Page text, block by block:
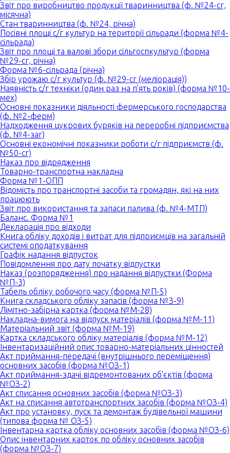
Звіт про виробництво продукції тваринництва (ф. №24-сг,
місячна)
Стан тваринництва (ф. №24, річна)
Посівні площі с/г культур на території сільради (форма №4-
сільрада)
Звіт про площі та валові збори сільгоспкультур (форма
№29-сг, річна)
Форма №6-сільрада (річна)
Збір урожаю с/г культур (ф. №29-сг (меліорація))
Наявність с/г техніки (один раз на п’ять років) (форма №10-
мех)
Основні показники діяльності фермерського господарства
(ф. №2-ферм)
Надходження цукрових буряків на переробні підприємства
(ф. №4-заг)
Основні економічні показники роботи с/г підприємств (ф.
№50-сг)
Наказ про відрядження
Товарно-транспортна накладна
Форма №1-ОПП
Відомість про транспортні засоби та громадян, які на них
працюють
Звіт про використання та запаси палива (ф. №4-МТП)
Баланс. Форма №1
Декларація про відходи
Книга обліку доходів і витрат для підприємців на загальній
системі оподаткування
Графік надання відпусток
Повідомлення про дату початку відпустки
Наказ (розпорядження) про надання відпустки (Форма
№П-3)
Табель обліку робочого часу (форма №П-5)
Книга складського обліку запасів (форма №З-9)
Лімітно-забірна картка (форма №М-28)
Накладна-вимога на відпуск матеріалів (форма №М-11)
Матеріальний звіт (форма №М-19)
Картка складського обліку матеріалів (форма №М-12)
Інвентаризаційний опис товарно-матеріальних цінностей
Акт приймання-передачі (внутрішнього переміщення)
основних засобів (форма №ОЗ-1)
Акт приймання-здачі відремонтованих об'єктів (форма
№ОЗ-2)
Акт списання основних засобів (форма №ОЗ-3)
Акт на списання автотранспортних засобів (форма №ОЗ-4)
Акт про установку, пуск та демонтаж будівельної машини
(типова форма № ОЗ-5)
Інвентарна картка обліку основних засобів (форма №ОЗ-6)
Опис інвентарних карток по обліку основних засобів
(форма №ОЗ-7)